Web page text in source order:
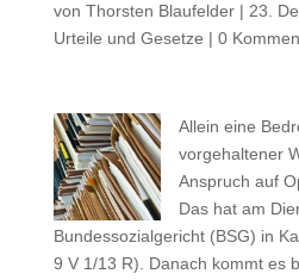
von Thorsten Blaufelder| 23.
Urteile und Gesetze | 0
Allein eine
vorgehaltener
Anspruch auf
Das hat am
Bundessozialgericht (BSG) in
9 V 1/13 R). Danach kommt es